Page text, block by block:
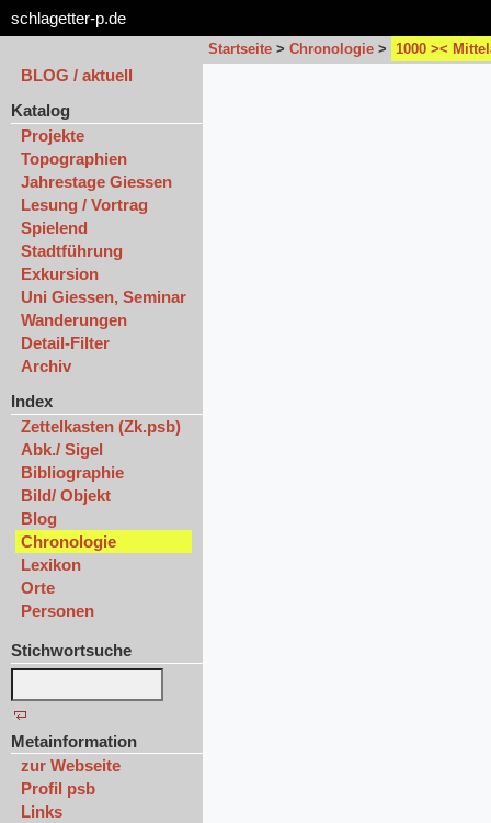
schlagetter-p.de
Startseite > Chronologie > 1000 ><
BLOG / aktuell
Katalog
Projekte
Topographien
Jahrestage Giessen
Lesung / Vortrag
Spielend
Stadtführung
Exkursion
Uni Giessen, Seminar
Wanderungen
Detail-Filter
Archiv
Index
Zettelkasten (Zk.psb)
Abk./ Sigel
Bibliographie
Bild/ Objekt
Blog
Chronologie
Lexikon
Orte
Personen
Stichwortsuche
Metainformation
zur Webseite
Profil psb
Links